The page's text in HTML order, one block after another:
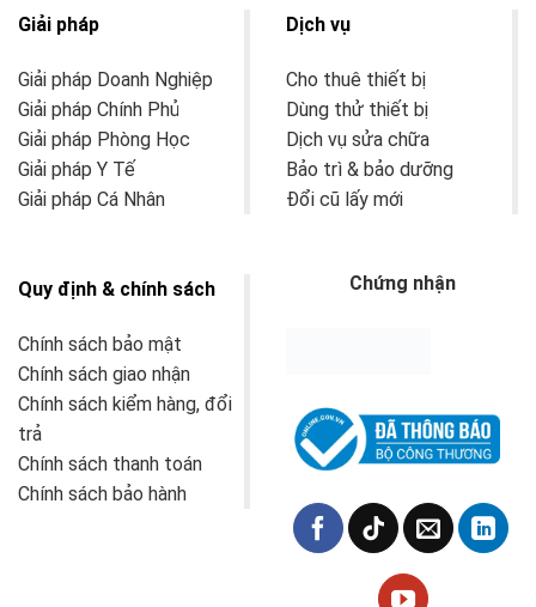
Giải pháp
Giải pháp Doanh Nghiệp
Giải pháp Chính Phủ
Giải pháp Phòng Học
Giải pháp Y Tế
Giải pháp Cá Nhân
Dịch vụ
Cho thuê thiết bị
Dùng thử thiết bị
Dịch vụ sửa chữa
Bảo trì & bảo dưỡng
Đổi cũ lấy mới
Quy định & chính sách
Chính sách bảo mật
Chính sách giao nhận
Chính sách kiểm hàng, đổi
trả
Chính sách thanh toán
Chính sách bảo hành
Chứng nhận